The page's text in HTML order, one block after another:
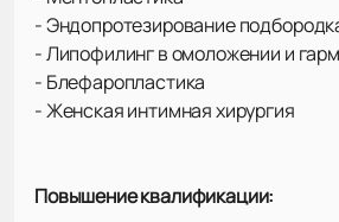
- Эндопротезирование
- Липофилинг в омоложении и
- Блефаропластика
- Женская интимная хирургия
Повышение квалификации: